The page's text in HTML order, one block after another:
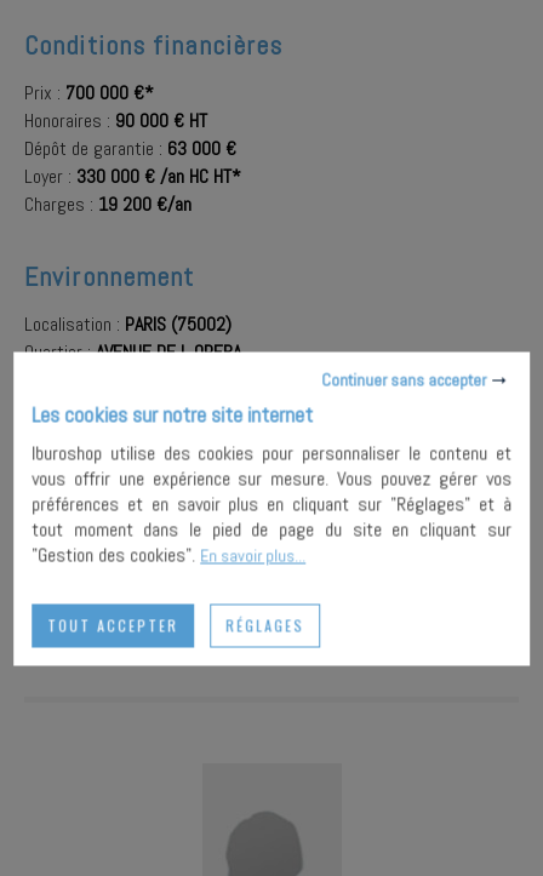
Conditions financières
Prix : 700 000 €*
Honoraires : 90 000 € HT
Dépôt de garantie : 63 000 €
Loyer : 330 000 € /an HC HT*
Charges : 19 200 €/an
Environnement
Localisation : PARIS (75002)
Quartier :AVENUE DE L OPERA
Auto libre-service,Vélo libre-
AJOUTER À
MA
SÉLECTION
ENVOYER À
UN AMI PARTAGER
IMPRIMER
Continuer sans accepter
Les cookies sur notre site internet
Iburoshop utilise des cookies pour personnaliser le contenu et
vous offrir une expérience sur mesure. Vous pouvez gérer vos
préférences et en savoir plus en cliquant sur "Réglages" et à
tout moment dans le pied de page du site en cliquant sur
"Gestion des cookies". En savoir plus...
TOUT ACCEPTER RÉGLAGES